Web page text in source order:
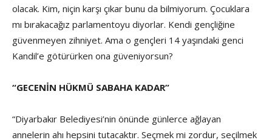
olacak. Kim, niçin karşı çıkar bunu da bilmiyorum. Çocuklara
mı bırakacağız parlamentoyu diyorlar. Kendi gençliğine
güvenmeyen zihniyet. Ama o gençleri 14 yaşındaki genci
Kandil’e götürürken ona güveniyorsun?
“GECENİN HÜKMÜ SABAHA KADAR”
“Diyarbakır Belediyesi’nin önünde günlerce ağlayan
annelerin ahı hepsini tutacaktır. Seçmek mi zordur, seçilmek